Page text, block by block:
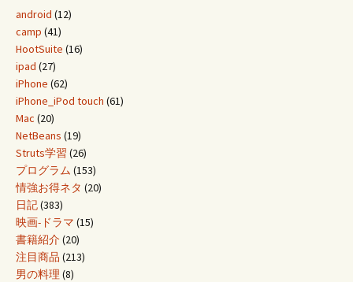
android (12)
camp (41)
HootSuite (16)
ipad (27)
iPhone (62)
iPhone_iPod touch (61)
Mac (20)
NetBeans (19)
Struts学習 (26)
プログラム (153)
情強お得ネタ (20)
日記(383)
映画-ドラマ (15)
書籍紹介(20)
注目商品 (213)
男の料理 (8)